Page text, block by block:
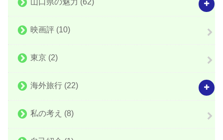
映画評 (10)
東京 (2)
海外旅行 (22)
私の考え (8)